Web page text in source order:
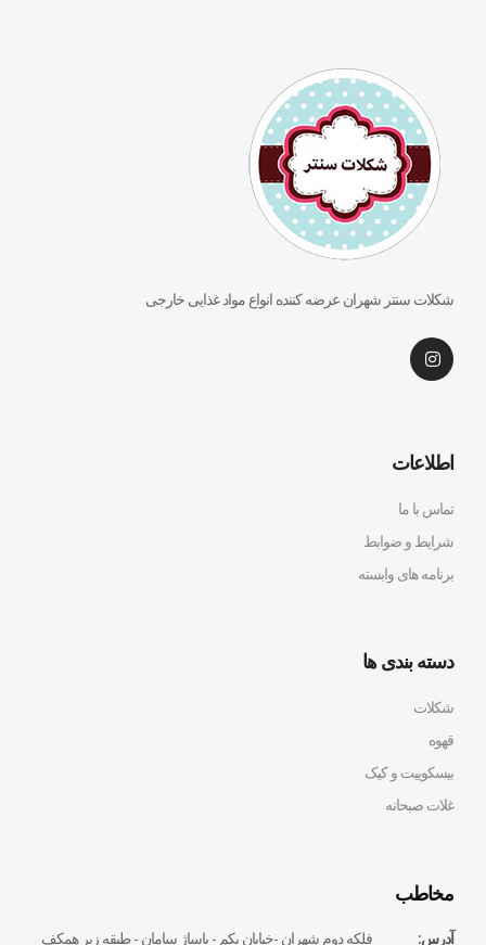
شکلات سنتر شهران عرضه کننده انواع مواد غذایی خارجی
اطلاعات
تماس با ما
شرایط و ضوابط
برنامه های وابسته
دسته بندی ها
شکلات
قهوه
بیسکوییت و کیک
غلات صبحانه
مخاطب
آدرس: فلكه دوم شهران -خيابان يكم - پاساژ سامان - طبقه زير همكف